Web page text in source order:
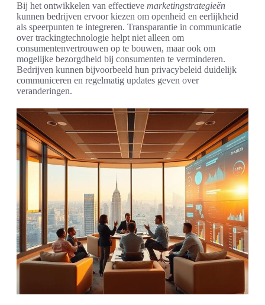
Bij het ontwikkelen van effectieve marketingstrategieën
kunnen bedrijven ervoor kiezen om openheid en eerlijkheid
als speerpunten te integreren. Transparantie in communicatie
over trackingtechnologie helpt niet alleen om
consumentenvertrouwen op te bouwen, maar ook om
mogelijke bezorgdheid bij consumenten te verminderen.
Bedrijven kunnen bijvoorbeeld hun privacybeleid duidelijk
communiceren en regelmatig updates geven over
veranderingen.